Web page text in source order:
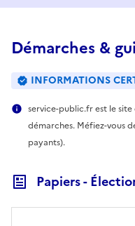
Démarches &
INFORMATIONS
service-public.fr est le
démarches. Méfiez-vous
payants).
Papiers -